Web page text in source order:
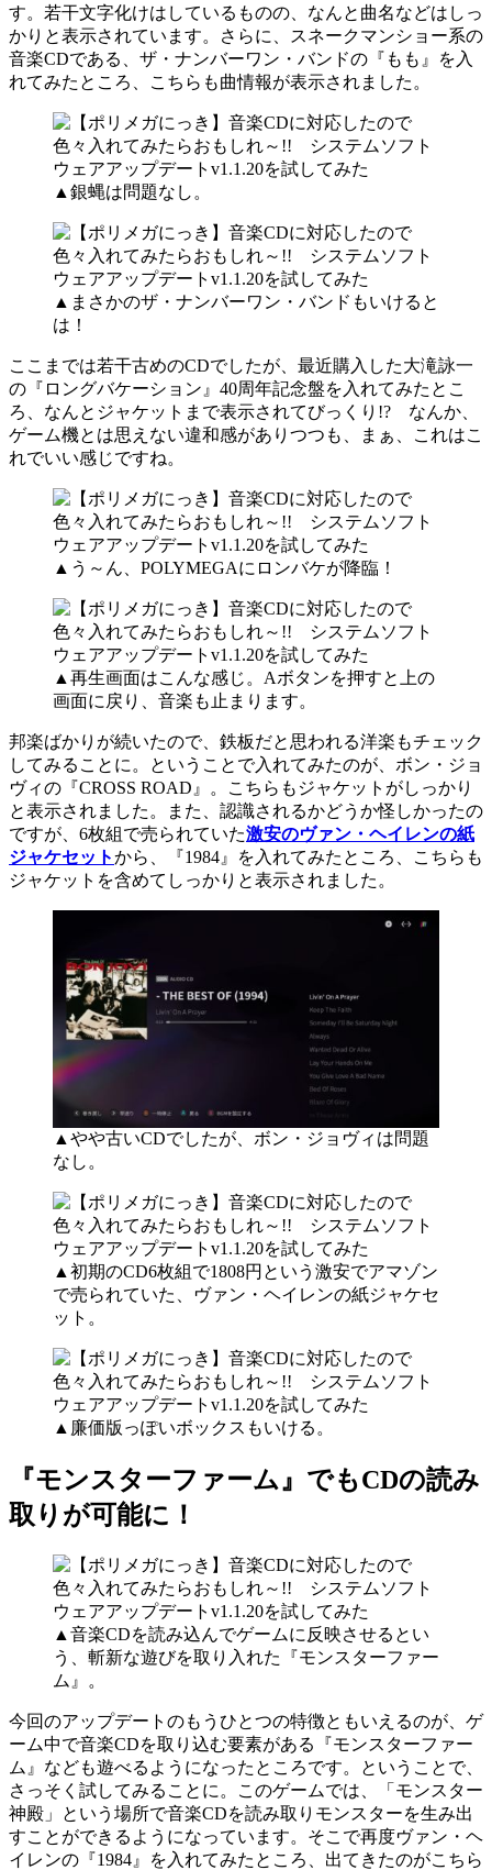
す。若干文字化けはしているものの、なんと曲名などはしっ
かりと表示されています。さらに、スネークマンショー系の
音楽CDである、ザ・ナンバーワン・バンドの『もも』を入
れてみたところ、こちらも曲情報が表示されました。
▲銀蝿は問題なし。
▲まさかのザ・ナンバーワン・バンドもいけると
は！
ここまでは若干古めのCDでしたが、最近購入した大滝詠一
の『ロングバケーション』40周年記念盤を入れてみたとこ
ろ、なんとジャケットまで表示されてびっくり!? なんか、
ゲーム機とは思えない違和感がありつつも、まぁ、これはこ
れでいい感じですね。
▲う～ん、POLYMEGAにロンバケが降臨！
▲再生画面はこんな感じ。Aボタンを押すと上の
画面に戻り、音楽も止まります。
邦楽ばかりが続いたので、鉄板だと思われる洋楽もチェック
してみることに。ということで入れてみたのが、ボン・ジョ
ヴィの『CROSS ROAD』。こちらもジャケットがしっかり
と表示されました。また、認識されるかどうか怪しかったの
ですが、6枚組で売られていた激安のヴァン・ヘイレンの紙
ジャケセットから、『1984』を入れてみたところ、こちらも
ジャケットを含めてしっかりと表示されました。
▲やや古いCDでしたが、ボン・ジョヴィは問題
なし。
▲初期のCD6枚組で1808円という激安でアマゾン
で売られていた、ヴァン・ヘイレンの紙ジャケセ
ット。
▲廉価版っぽいボックスもいける。
『モンスターファーム』でもCDの読み
取りが可能に！
▲音楽CDを読み込んでゲームに反映させるとい
う、斬新な遊びを取り入れた『モンスターファー
ム』。
今回のアップデートのもうひとつの特徴ともいえるのが、ゲ
ーム中で音楽CDを取り込む要素がある『モンスターファー
ム』なども遊べるようになったところです。ということで、
さっそく試してみることに。このゲームでは、「モンスター
神殿」という場所で音楽CDを読み取りモンスターを生み出
すことができるようになっています。そこで再度ヴァン・ヘ
イレンの『1984』を入れてみたところ、出てきたのがこちら